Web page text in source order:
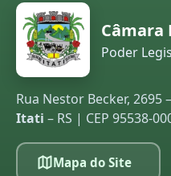
Poder
Rua Nestor Becker, 2695
Itati – RS | CEP 95538-
Mapa do Site